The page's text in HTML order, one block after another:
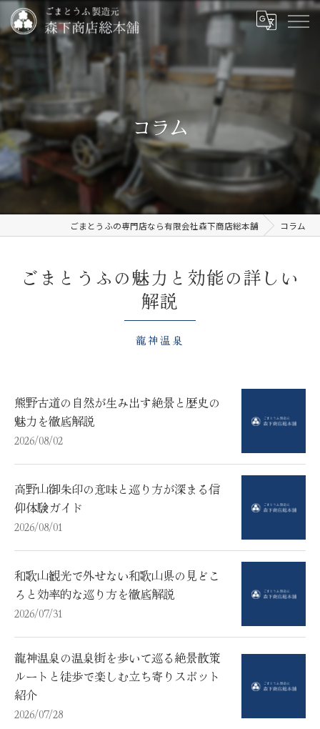
コラム
ごまとうふの専門店なら有限会社森下商店総本舗 コラム
ごまとうふの魅力と効能の詳しい
解説
龍神温泉
熊野古道の自然が生み出す絶景と歴史の
魅力を徹底解説
2026/08/02
高野山御朱印の意味と巡り方が深まる信
仰体験ガイド
2026/08/01
和歌山観光で外せない和歌山県の見どこ
ろと効率的な巡り方を徹底解説
2026/07/31
龍神温泉の温泉街を歩いて巡る絶景散策
ルートと徒歩で楽しむ立ち寄りスポット
紹介
2026/07/28